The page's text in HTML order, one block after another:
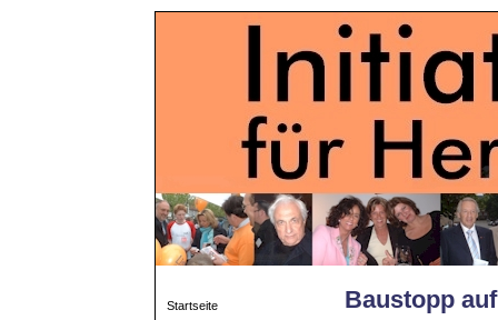
Startseite Baustopp